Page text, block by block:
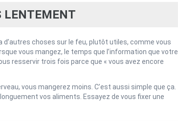
LENTEMENT
d’autres choses sur le feu, plutôt utiles, comme vous
vous mangez, le temps que l’information que votre
resservir trois fois parce que « vous avez encore
vous mangerez moins. C’est aussi simple que ça.
vos aliments. Essayez de vous fixer une